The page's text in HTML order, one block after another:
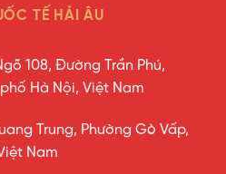
TẾ HẢI ÂU
108, Đường Trần Phú,
Hà Nội, Việt Nam
Trung, Phường Gò Vấp,
Nam